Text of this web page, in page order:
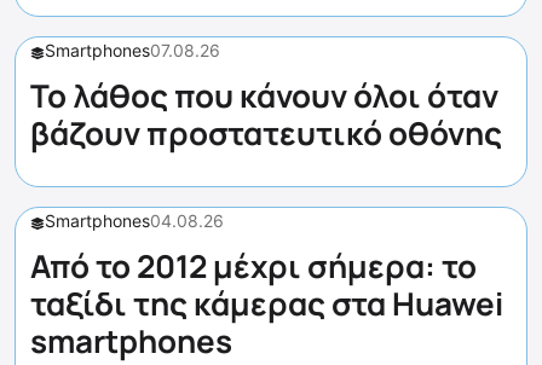
Smartphones07.08.26
Το λάθος που κάνουν όλοι όταν
βάζουν προστατευτικό οθόνης
Smartphones04.08.26
Από το 2012 μέχρι σήμερα: το
ταξίδι της κάμερας στα Huawei
smartphones